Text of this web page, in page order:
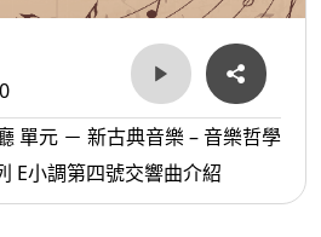
典音樂 – 音樂哲學
家布拉姆斯交響曲系列 E小調第四號交響曲介紹